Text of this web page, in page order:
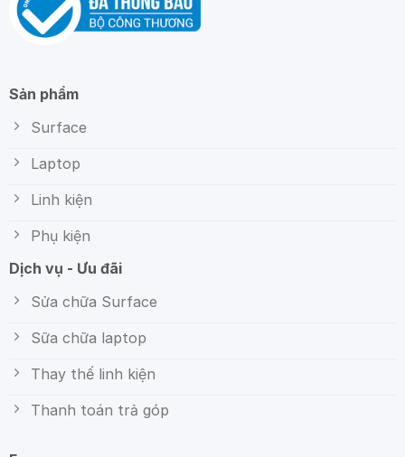
Sản phẩm
Surface
Laptop
Linh kiện
Phụ kiện
Dịch vụ - Ưu đãi
Sửa chữa Surface
Sữa chữa laptop
Thay thế linh kiện
Thanh toán trả góp